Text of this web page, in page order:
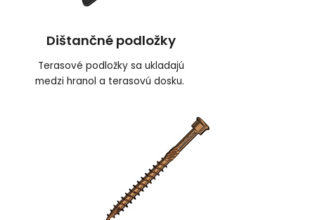
Dištančné podložky
Terasové podložky sa ukladajú
medzi hranol a terasovú dosku.